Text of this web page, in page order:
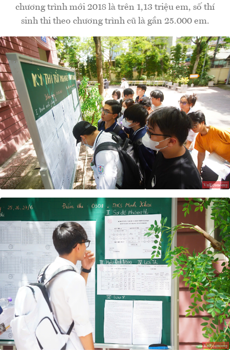
chương trình mới 2018 là trên 1,13 triệu em, số thí
sinh thi theo chương trình cũ là gần 25.000 em.